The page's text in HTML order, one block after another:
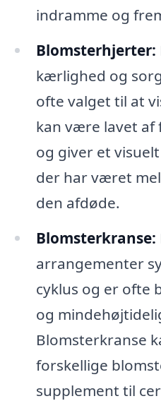
indramme og
Blomsterhjerter:
kærlighed og
ofte valget til at
kan være lavet af
og giver et
der har været
den afdøde.
Blomsterkranse:
arrangementer
cyklus og er ofte
og
Blomsterkranse
forskellige
supplement til